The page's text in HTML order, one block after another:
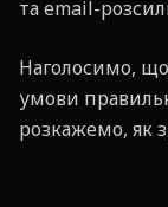
та email-
Наголосимо,
умови
розкажемо, як